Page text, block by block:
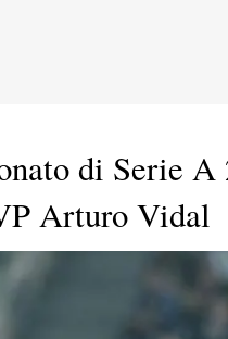
di Serie A
Arturo Vidal